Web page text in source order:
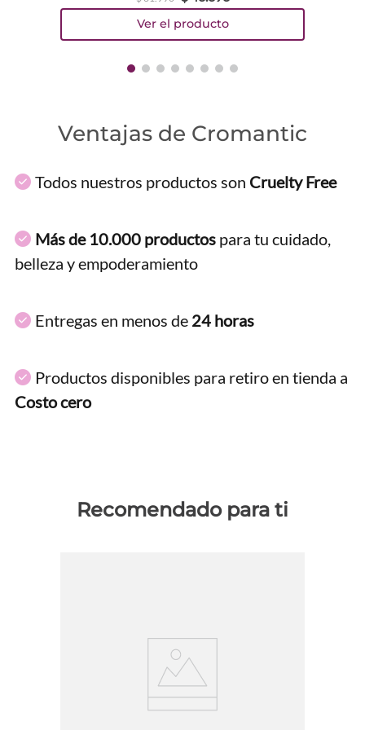
Ventajas de Cromantic
Todos nuestros productos son Cruelty Free
Más de 10.000 productos para tu cuidado,
belleza y empoderamiento
Entregas en menos de 24 horas
Productos disponibles para retiro en tienda a
Costo cero
Recomendado para ti